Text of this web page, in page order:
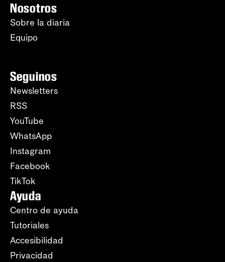
Nosotros
Sobre la diaria
Equipo
Seguinos
Newsletters
RSS
YouTube
WhatsApp
Instagram
Facebook
TikTok
Ayuda
Centro de ayuda
Tutoriales
Accesibilidad
Privacidad